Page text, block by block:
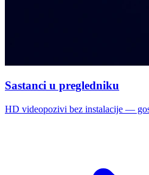
Sastanci u pregledniku
HD videopozivi bez instalacije —